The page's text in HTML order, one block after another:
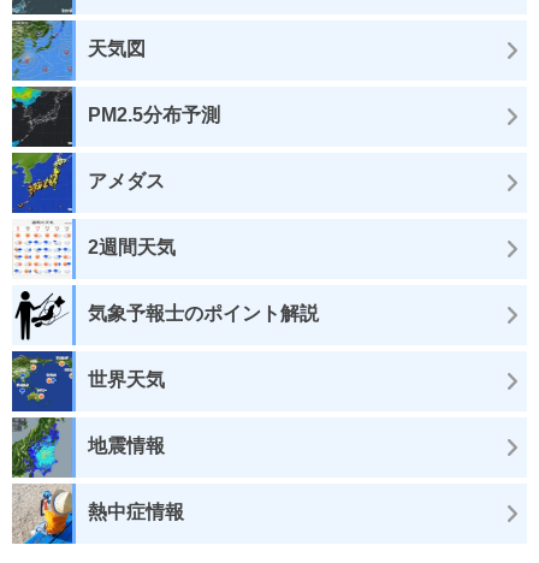
天気図
PM2.5分布予測
アメダス
2週間天気
気象予報士のポイント解説
世界天気
地震情報
熱中症情報